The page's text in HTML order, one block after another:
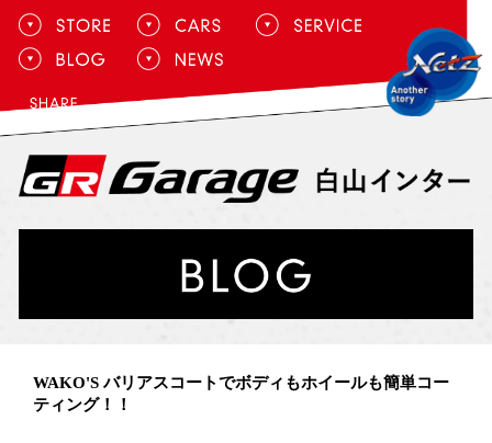
WAKO'S バリアスコートでボディもホイールも簡単コー
ティング！！